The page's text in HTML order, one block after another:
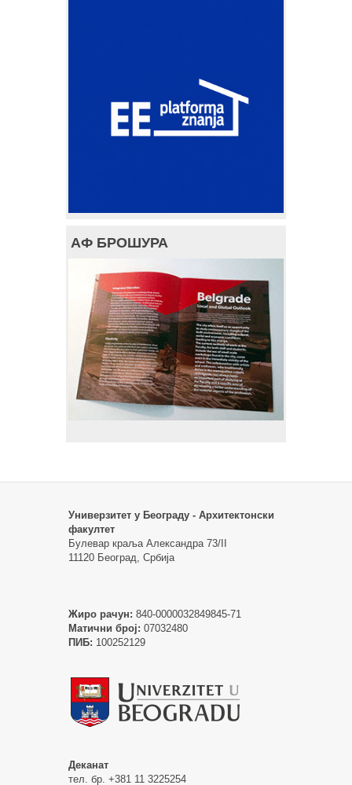
АФ БРОШУРА
Универзитет у Београду - Архитектонски
факултет
Булевар краља Александра 73/II
11120 Београд, Србија
Жиро рачун: 840-0000032849845-71
Матични број: 07032480
ПИБ: 100252129
Деканат
тел. бр. +381 11 3225254